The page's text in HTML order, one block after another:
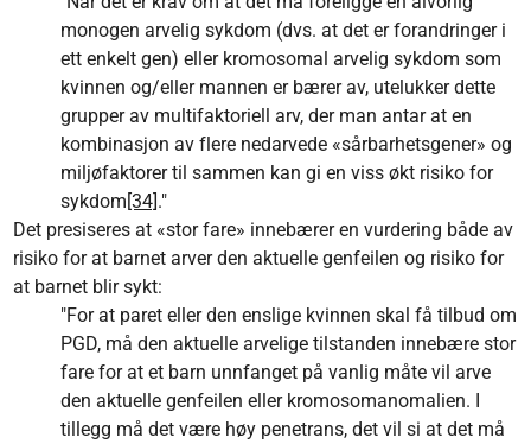
monogen arvelig sykdom (dvs. at det er forandringer i
ett enkelt gen) eller kromosomal arvelig sykdom som
kvinnen og/eller mannen er bærer av, utelukker dette
grupper av multifaktoriell arv, der man antar at en
kombinasjon av flere nedarvede «sårbarhetsgener» og
miljøfaktorer til sammen kan gi en viss økt risiko for
sykdom[34]."
Det presiseres at «stor fare» innebærer en vurdering både av
risiko for at barnet arver den aktuelle genfeilen og risiko for
at barnet blir sykt:
"For at paret eller den enslige kvinnen skal få tilbud om
PGD, må den aktuelle arvelige tilstanden innebære stor
fare for at et barn unnfanget på vanlig måte vil arve
den aktuelle genfeilen eller kromosomanomalien. I
tillegg må det være høy penetrans, det vil si at det må